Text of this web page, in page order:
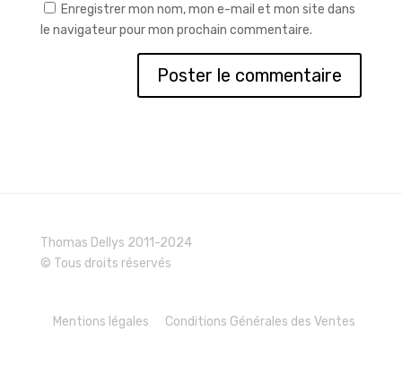
Enregistrer mon nom, mon e-mail et mon site dans
le navigateur pour mon prochain commentaire.
Thomas Dellys 2011-2024
© Tous droits réservés
Mentions légales Conditions Générales des Ventes